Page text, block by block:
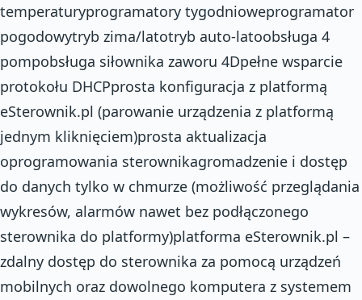
temperaturyprogramatory tygodnioweprogramator
pogodowytryb zima/latotryb auto-latoobsługa 4
pompobsługa siłownika zaworu 4Dpełne wsparcie
protokołu DHCPprosta konfiguracja z platformą
eSterownik.pl (parowanie urządzenia z platformą
jednym kliknięciem)prosta aktualizacja
oprogramowania sterownikagromadzenie i dostęp
do danych tylko w chmurze (możliwość przeglądania
wykresów, alarmów nawet bez podłączonego
sterownika do platformy)platforma eSterownik.pl –
zdalny dostęp do sterownika za pomocą urządzeń
mobilnych oraz dowolnego komputera z systemem